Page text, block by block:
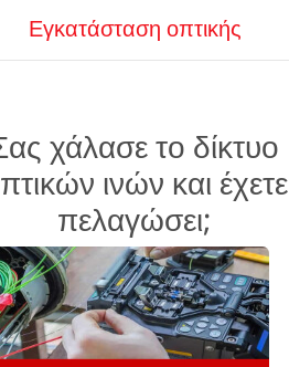
Εγκατάσταση οπτικής
χάλασε το δίκτυο
ινών και έχετε
πελαγώσει;